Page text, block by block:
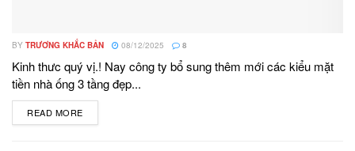
BY TRƯƠNG KHẮC BẢN 08/12/2025 8
Kinh thưc quý vị.! Nay công ty bổ sung thêm mới các kiểu mặt
tiền nhà ống 3 tầng đẹp...
READ MORE